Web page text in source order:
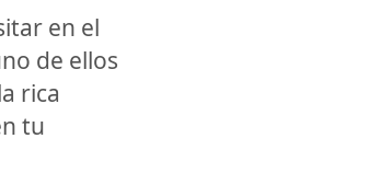
en el
de ellos
rica
tu